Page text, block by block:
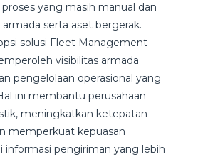
yang masih manual dan
serta aset bergerak.
solusi Fleet Management
visibilitas armada
pengelolaan operasional yang
ini membantu perusahaan
meningkatkan ketepatan
memperkuat kepuasan
informasi pengiriman yang lebih